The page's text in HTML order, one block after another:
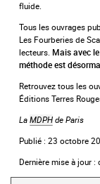
fluide.
Tous les ouvrages
Les Fourberies de
lecteurs. Mais avec
méthode est
Retrouvez tous les
Éditions Terres
La MDPH de Paris
Publié : 23 octobre
Dernière mise à jour :